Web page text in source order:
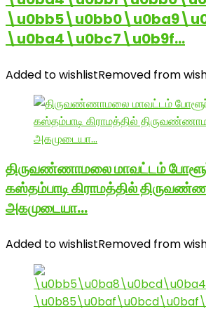
\u0ba4\u0bc7\u0b9f…
Added to wishlistRemoved from
திருவண்ணாமலை மாவட்டம்
கஸ்தம்பாடி கிராமத்தில்
அகமுடையா…
Added to wishlistRemoved from